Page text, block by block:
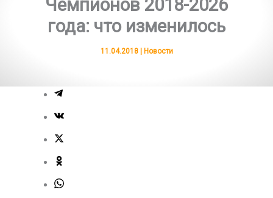
Чемпионов 2018-2026
года: что изменилось
11.04.2018 | Новости